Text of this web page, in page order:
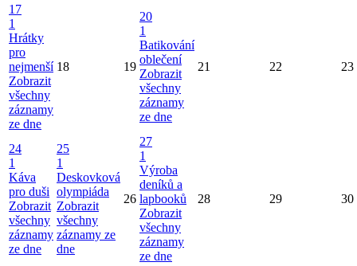
17
1
Hrátky
pro
nejmenší
Zobrazit
všechny
záznamy
ze dne
18 19
20
1
Batikování
oblečení
Zobrazit
všechny
záznamy
ze dne
21 22 23
24
1
Káva
pro duši
Zobrazit
všechny
záznamy
ze dne
25
1
Deskovková
olympiáda
Zobrazit
všechny
záznamy ze
dne
26
27
1
Výroba
deníků a
lapbooků
Zobrazit
všechny
záznamy
ze dne
28 29 30